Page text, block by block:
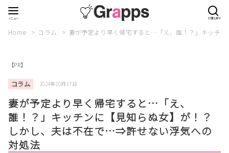
Home コラム 妻が予定より早く帰宅すると…「え、誰！？」キッチ
【PR】
コラム 2024年10月17日
妻が予定より早く帰宅すると…「え、
誰！？」キッチンに【見知らぬ女】が！？
しかし、夫は不在で…⇒許せない浮気への
対処法